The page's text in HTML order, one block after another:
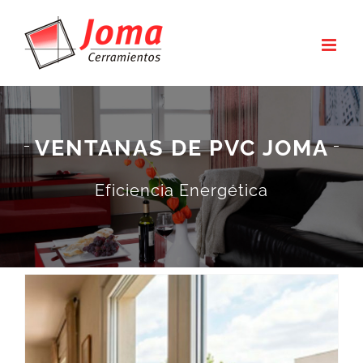
contenido
VENTANAS DE PVC JOMA
Eficiencia Energética